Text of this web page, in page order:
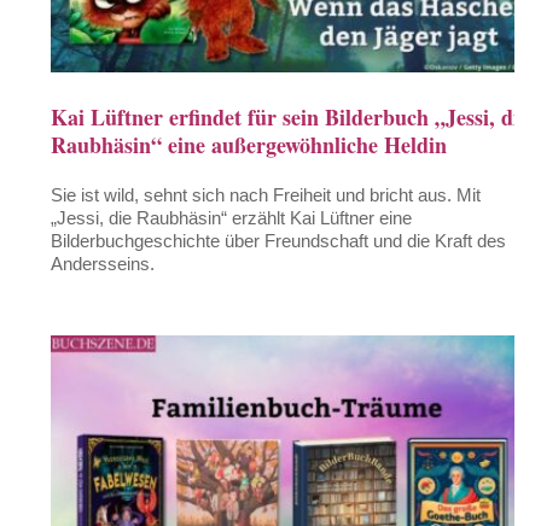
Kai Lüftner erfindet für sein Bilderbuch „Jessi, die
Raubhäsin“ eine außergewöhnliche Heldin
Sie ist wild, sehnt sich nach Freiheit und bricht aus. Mit
„Jessi, die Raubhäsin“ erzählt Kai Lüftner eine
Bilderbuchgeschichte über Freundschaft und die Kraft des
Andersseins.